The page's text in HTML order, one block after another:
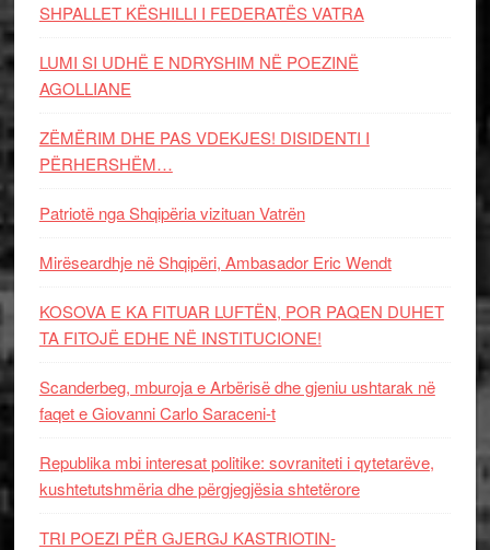
SHPALLET KËSHILLI I FEDERATËS VATRA
LUMI SI UDHË E NDRYSHIM NË POEZINË
AGOLLIANE
ZËMËRIM DHE PAS VDEKJES! DISIDENTI I
PËRHERSHËM…
Patriotë nga Shqipëria vizituan Vatrën
Mirëseardhje në Shqipëri, Ambasador Eric Wendt
KOSOVA E KA FITUAR LUFTËN, POR PAQEN DUHET
TA FITOJË EDHE NË INSTITUCIONE!
Scanderbeg, mburoja e Arbërisë dhe gjeniu ushtarak në
faqet e Giovanni Carlo Saraceni-t
Republika mbi interesat politike: sovraniteti i qytetarëve,
kushtetutshmëria dhe përgjegjësia shtetërore
TRI POEZI PËR GJERGJ KASTRIOTIN-